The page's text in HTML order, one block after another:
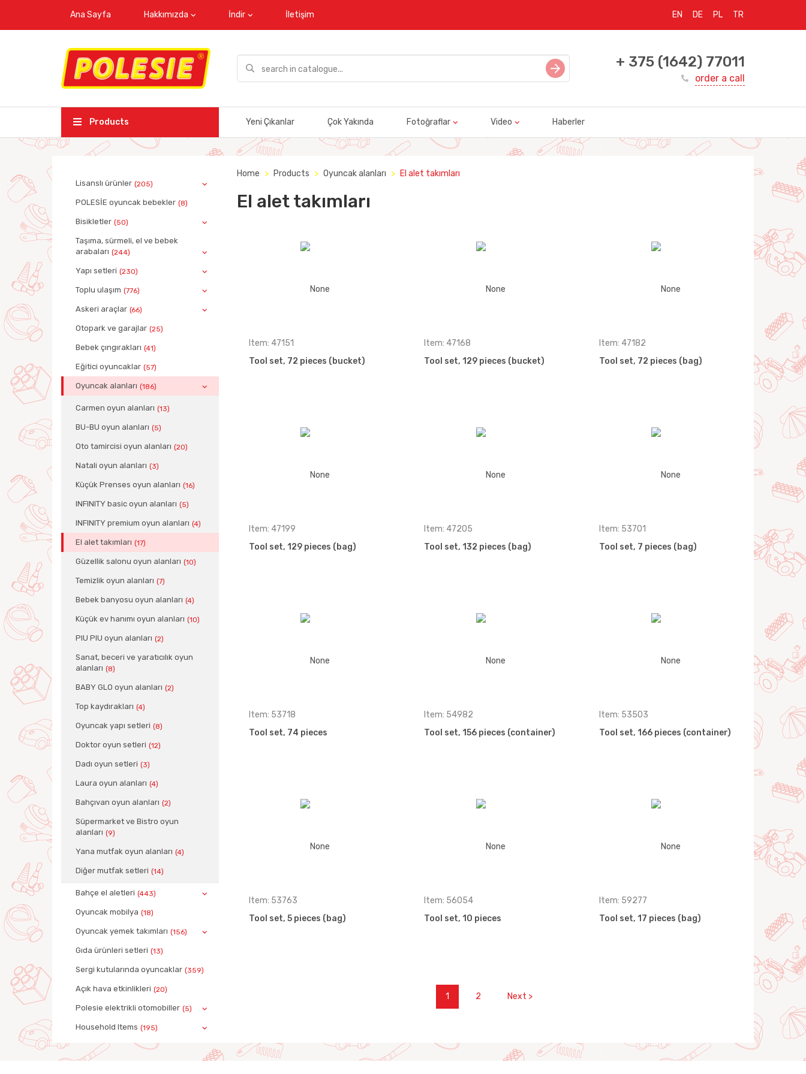
Ana Sayfa Hakkımızda İndir İletişim EN DE PL TR
+ 375 (1642) 77011
order a call
Products Yeni Çıkanlar Çok Yakında Fotoğraflar Video Haberler
Lisanslı ürünler (205)
POLESİE oyuncak bebekler (8)
Bisikletler (50)
Taşıma, sürmeli, el ve bebek
arabaları (244)
Yapı setleri (230)
Toplu ulaşım (776)
Askeri araçlar (66)
Otopark ve garajlar (25)
Bebek çıngırakları (41)
Eğitici oyuncaklar (57)
Oyuncak alanları (186)
Carmen oyun alanları (13)
BU-BU oyun alanları (5)
Oto tamircisi oyun alanları (20)
Natali oyun alanları (3)
Küçük Prenses oyun alanları (16)
INFINITY basic oyun alanları (5)
INFINITY premium oyun alanları (4)
El alet takımları (17)
Güzellik salonu oyun alanları (10)
Temizlik oyun alanları (7)
Bebek banyosu oyun alanları (4)
Küçük ev hanımı oyun alanları (10)
PIU PIU oyun alanları (2)
Sanat, beceri ve yaratıcılık oyun
alanları (8)
BABY GLO oyun alanları (2)
Top kaydırakları (4)
Oyuncak yapı setleri (8)
Doktor oyun setleri (12)
Dadı oyun setleri (3)
Laura oyun alanları (4)
Bahçıvan oyun alanları (2)
Süpermarket ve Bistro oyun
alanları (9)
Yana mutfak oyun alanları (4)
Diğer mutfak setleri (14)
Bahçe el aletleri (443)
Oyuncak mobilya (18)
Oyuncak yemek takımları (156)
Gıda ürünleri setleri (13)
Sergi kutularında oyuncaklar (359)
Açık hava etkinlikleri (20)
Polesie elektrikli otomobiller (5)
Household Items (195)
Home Products Oyuncak alanları El alet takımları
El alet takımları
Item: 47151
Tool set, 72 pieces (bucket)
Item: 47168
Tool set, 129 pieces (bucket)
Item: 47182
Tool set, 72 pieces (bag)
Item: 47199
Tool set, 129 pieces (bag)
Item: 47205
Tool set, 132 pieces (bag)
Item: 53701
Tool set, 7 pieces (bag)
Item: 53718
Tool set, 74 pieces
Item: 54982
Tool set, 156 pieces (container)
Item: 53503
Tool set, 166 pieces (container)
Item: 53763
Tool set, 5 pieces (bag)
Item: 56054
Tool set, 10 pieces
Item: 59277
Tool set, 17 pieces (bag)
1 2 Next >